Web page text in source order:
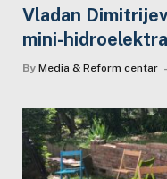
Vladan
mini-
By Media & Reform centar